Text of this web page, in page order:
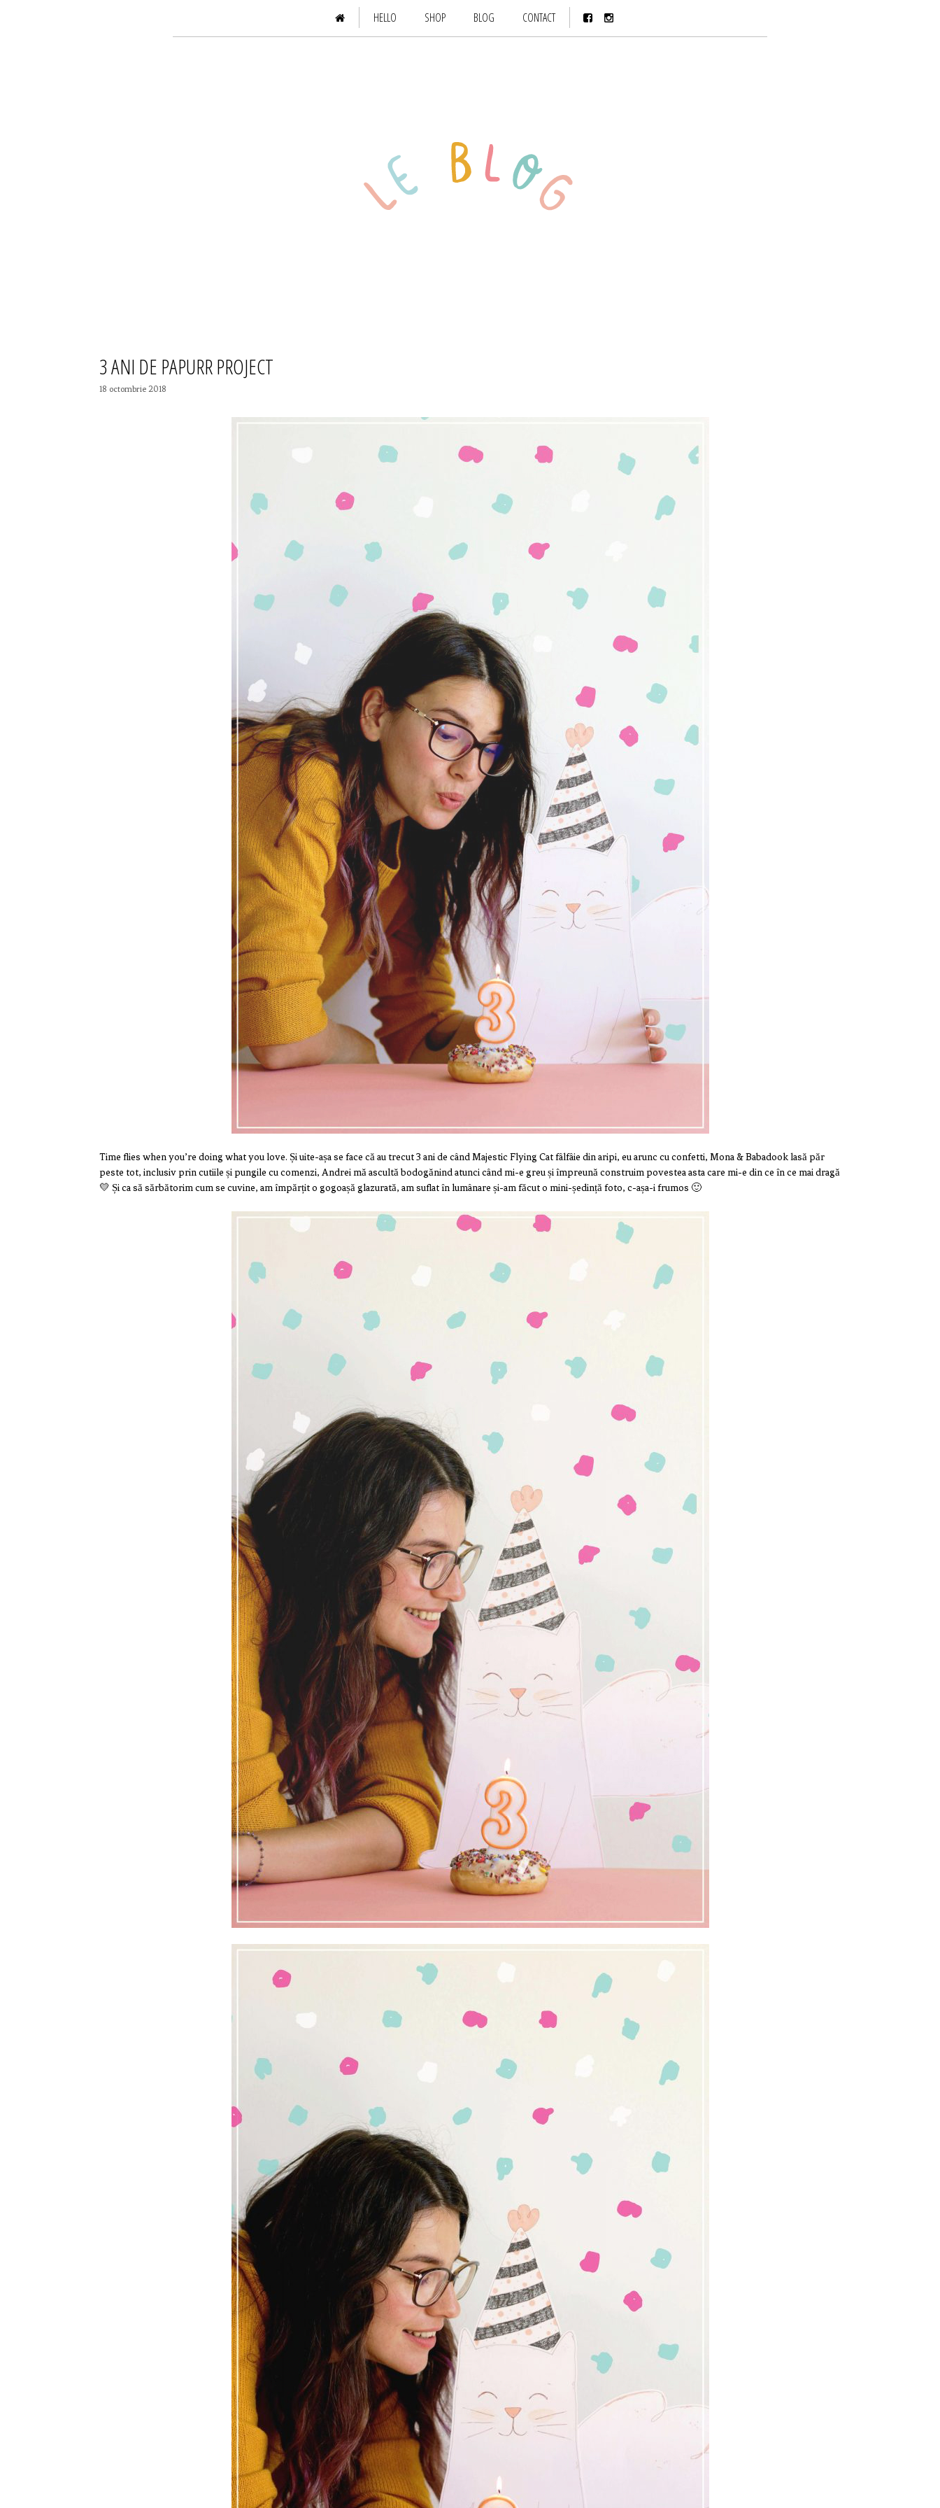
HELLO SHOP BLOG CONTACT
3 ANI DE PAPURR PROJECT
18 octombrie 2018
Time flies when you’re doing what you love. Și uite-așa se face că au trecut 3 ani de când Majestic Flying Cat fâlfâie din aripi, eu arunc cu confetti, Mona & Babadook lasă păr
peste tot, inclusiv prin cutiile și pungile cu comenzi, Andrei mă ascultă bodogănind atunci când mi-e greu și împreună construim povestea asta care mi-e din ce în ce mai dragă
💛 Și ca să sărbătorim cum se cuvine, am împărțit o gogoașă glazurată, am suflat în lumânare și-am făcut o mini-ședință foto, c-așa-i frumos 🙂